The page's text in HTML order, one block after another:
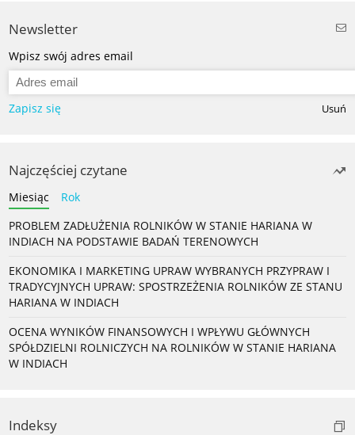
Newsletter
Wpisz swój adres email
Zapisz się Usuń
Najczęściej czytane
Miesiąc
Rok
PROBLEM ZADŁUŻENIA ROLNIKÓW W STANIE HARIANA W
INDIACH NA PODSTAWIE BADAŃ TERENOWYCH
EKONOMIKA I MARKETING UPRAW WYBRANYCH PRZYPRAW I
TRADYCYJNYCH UPRAW: SPOSTRZEŻENIA ROLNIKÓW ZE STANU
HARIANA W INDIACH
OCENA WYNIKÓW FINANSOWYCH I WPŁYWU GŁÓWNYCH
SPÓŁDZIELNI ROLNICZYCH NA ROLNIKÓW W STANIE HARIANA
W INDIACH
Indeksy